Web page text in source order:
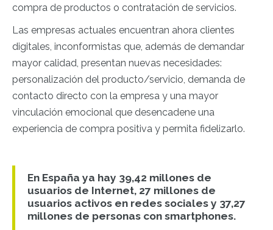
compra de productos o contratación de servicios.
Las empresas actuales encuentran ahora clientes
digitales, inconformistas que, además de demandar
mayor calidad, presentan nuevas necesidades:
personalización del producto/servicio, demanda de
contacto directo con la empresa y una mayor
vinculación emocional que desencadene una
experiencia de compra positiva y permita fidelizarlo.
En España ya hay 39,42 millones de
usuarios de Internet, 27 millones de
usuarios activos en redes sociales y 37,27
millones de personas con smartphones.